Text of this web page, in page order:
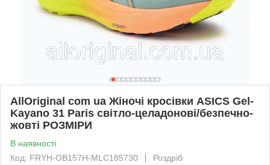
AllOriginal com ua Жіночі кросівки ASICS Gel-
Kayano 31 Paris світло-целадонові/безпечно-
жовті РОЗМІРИ
В наявності
Код: FRYH-OB157H-MLC185730
Роздріб